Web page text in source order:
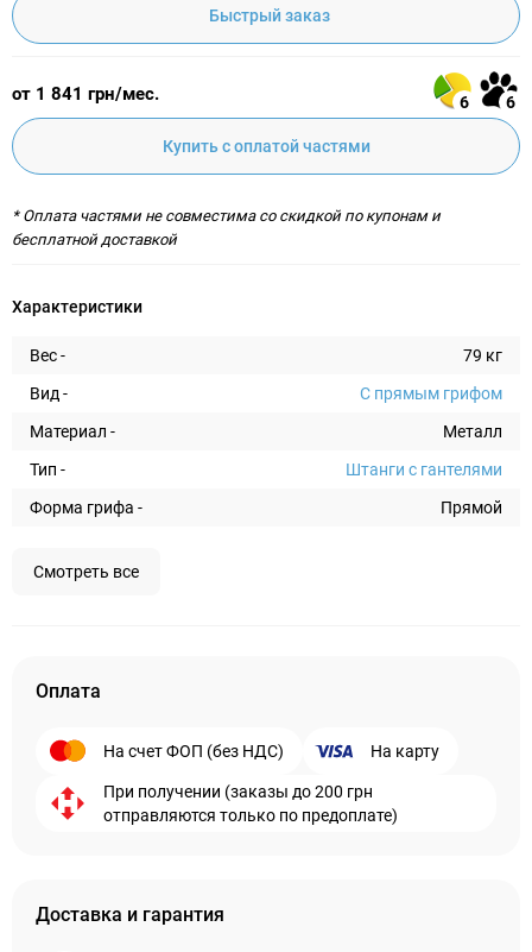
Быстрый заказ
от 1 841 грн/мес. 6 6
Купить с оплатой частями
* Оплата частями не совместима со скидкой по купонам и
бесплатной доставкой
Характеристики
Вес -
79 кг
Вид -
С прямым грифом
Материал -
Металл
Тип -
Штанги с гантелями
Форма грифа -
Прямой
Смотреть все
Оплата
На счет ФОП (без НДС) На карту
При получении (заказы до 200 грн
отправляются только по предоплате)
Доставка и гарантия